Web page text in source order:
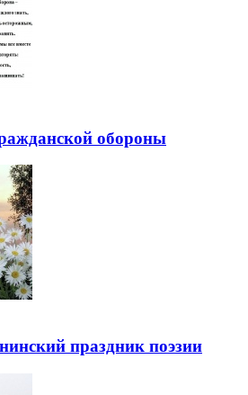
обороны
праздник поэзии